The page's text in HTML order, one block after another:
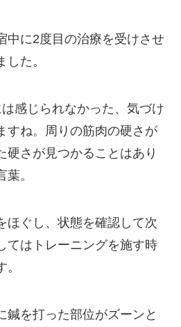
中に2度目の治療を受けさせ
た。
は感じられなかった、気づけ
すね。周りの筋肉の硬さが
硬さが見つかることはあり
。
ほぐし、状態を確認して次
てはトレーニングを施す時
鍼を打った部位がズーンと